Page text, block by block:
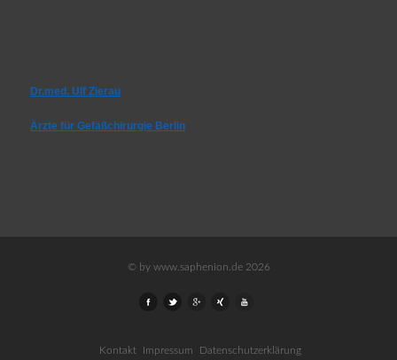
Dr.med. Ulf Zierau
Ärzte für Gefäßchirurgie Berlin
© by www.saphenion.de 2026
Kontakt Impressum Datenschutzerklärung